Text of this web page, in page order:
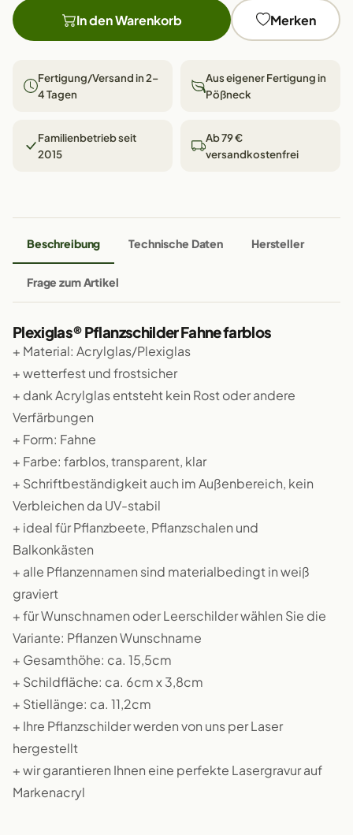
In den Warenkorb Merken
Fertigung/Versand in 2–
4 Tagen
Aus eigener Fertigung in
Pößneck
Familienbetrieb seit
2015
Ab 79 €
versandkostenfrei
Beschreibung Technische Daten Hersteller
Frage zum Artikel
Plexiglas® Pflanzschilder Fahne farblos
+ Material: Acrylglas/Plexiglas
+ wetterfest und frostsicher
+ dank Acrylglas entsteht kein Rost oder andere
Verfärbungen
+ Form: Fahne
+ Farbe: farblos, transparent, klar
+ Schriftbeständigkeit auch im Außenbereich, kein
Verbleichen da UV-stabil
+ ideal für Pflanzbeete, Pflanzschalen und
Balkonkästen
+ alle Pflanzennamen sind materialbedingt in weiß
graviert
+ für Wunschnamen oder Leerschilder wählen Sie die
Variante: Pflanzen Wunschname
+ Gesamthöhe: ca. 15,5cm
+ Schildfläche: ca. 6cm x 3,8cm
+ Stiellänge: ca. 11,2cm
+ Ihre Pflanzschilder werden von uns per Laser
hergestellt
+ wir garantieren Ihnen eine perfekte Lasergravur auf
Markenacryl